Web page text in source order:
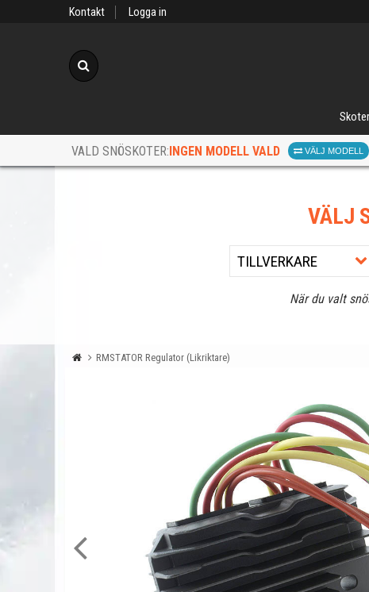
Kontakt Logga in
VALD SNÖSKOTER:INGEN MODELL VALD VÄLJ MODELL
VÄLJ
När du valt
RMSTATOR Regulator (Likriktare)